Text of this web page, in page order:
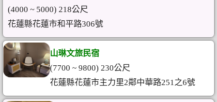
(4000 ~ 5000) 218公尺
花蓮縣花蓮市和平路306號
山琳文旅民宿
(7700 ~ 9800) 230公尺
花蓮縣花蓮市主力里2鄰中華路251之6號